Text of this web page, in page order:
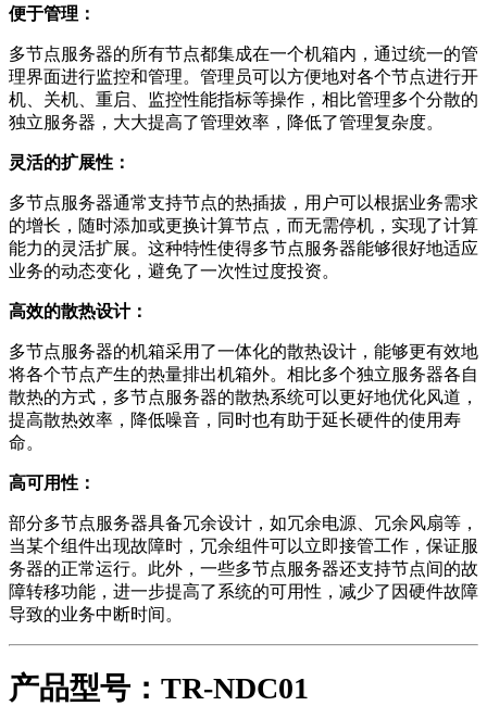
便于管理：
多节点服务器的所有节点都集成在一个机箱内，通过统一的管
理界面进行监控和管理。管理员可以方便地对各个节点进行开
机、关机、重启、监控性能指标等操作，相比管理多个分散的
独立服务器，大大提高了管理效率，降低了管理复杂度。
灵活的扩展性：
多节点服务器通常支持节点的热插拔，用户可以根据业务需求
的增长，随时添加或更换计算节点，而无需停机，实现了计算
能力的灵活扩展。这种特性使得多节点服务器能够很好地适应
业务的动态变化，避免了一次性过度投资。
高效的散热设计：
多节点服务器的机箱采用了一体化的散热设计，能够更有效地
将各个节点产生的热量排出机箱外。相比多个独立服务器各自
散热的方式，多节点服务器的散热系统可以更好地优化风道，
提高散热效率，降低噪音，同时也有助于延长硬件的使用寿
命。
高可用性：
部分多节点服务器具备冗余设计，如冗余电源、冗余风扇等，
当某个组件出现故障时，冗余组件可以立即接管工作，保证服
务器的正常运行。此外，一些多节点服务器还支持节点间的故
障转移功能，进一步提高了系统的可用性，减少了因硬件故障
导致的业务中断时间。
产品型号：TR-NDC01